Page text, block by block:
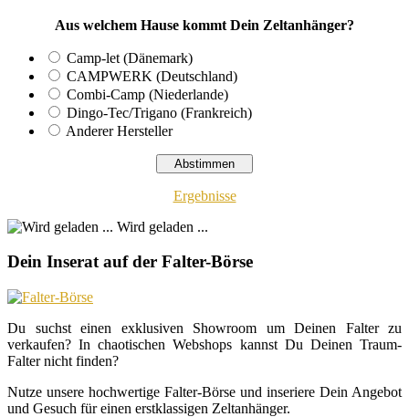
Aus welchem Hause kommt Dein Zeltanhänger?
Camp-let (Dänemark)
CAMPWERK (Deutschland)
Combi-Camp (Niederlande)
Dingo-Tec/Trigano (Frankreich)
Anderer Hersteller
Ergebnisse
Wird geladen ...
Dein Inserat auf der Falter-Börse
Du suchst einen exklusiven Showroom um Deinen Falter zu
verkaufen? In chaotischen Webshops kannst Du Deinen Traum-
Falter nicht finden?
Nutze unsere hochwertige Falter-Börse und inseriere Dein Angebot
und Gesuch für einen erstklassigen Zeltanhänger.